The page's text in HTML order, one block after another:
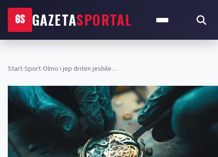
GS GAZETASPORTAL
Start›Sport›Olmo i jep dritën jeshile…